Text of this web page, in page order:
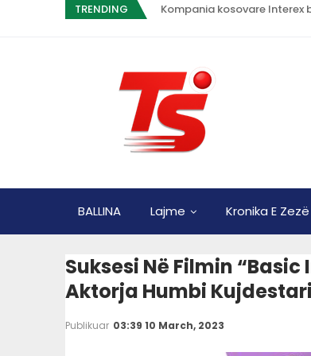
TRENDING Kompania kosovare Interex
BALLINA Lajme Kronika E Zezë
Suksesi Në Filmin
Aktorja Humbi
Publikuar 03:39 10 March, 2023